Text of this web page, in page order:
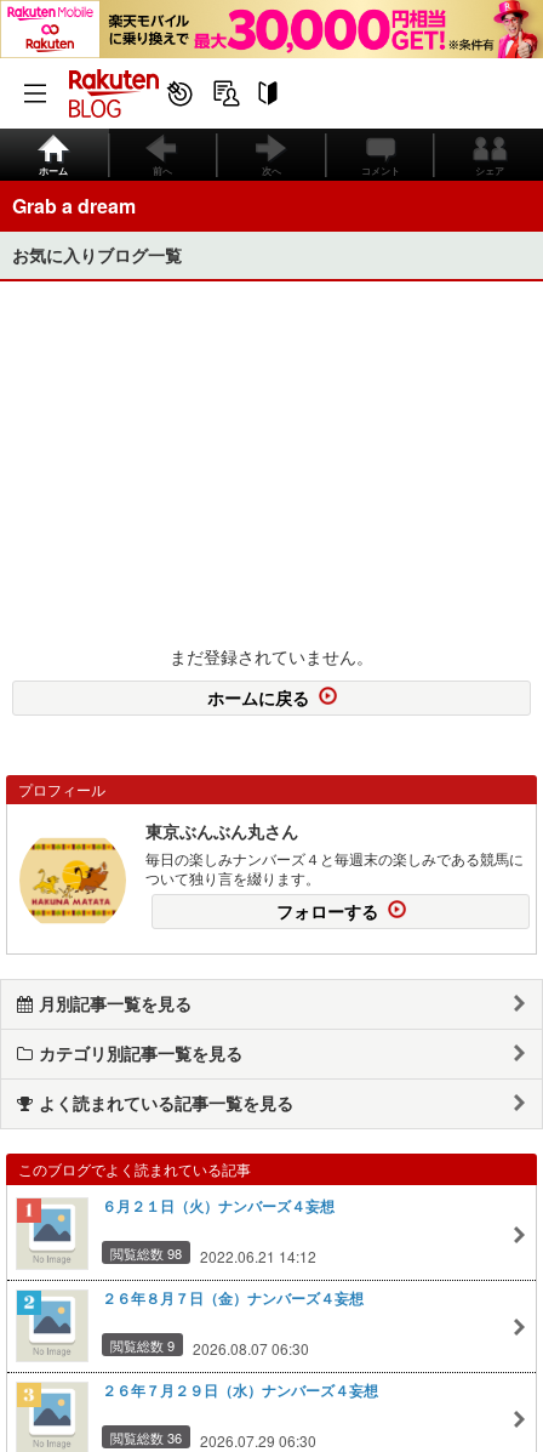
ホーム 前へ 次へ コメント シェア
Grab a dream
お気に入りブログ一覧
まだ登録されていません。
ホームに戻る
プロフィール
東京ぶんぶん丸さん
毎日の楽しみナンバーズ４と毎週末の楽しみである競馬に
ついて独り言を綴ります。
フォローする
月別記事一覧を見る
カテゴリ別記事一覧を見る
よく読まれている記事一覧を見る
このブログでよく読まれている記事
６月２１日（火）ナンバーズ４妄想
閲覧総数 98 2022.06.21 14:12
２６年８月７日（金）ナンバーズ４妄想
閲覧総数 9 2026.08.07 06:30
２６年７月２９日（水）ナンバーズ４妄想
閲覧総数 36 2026.07.29 06:30